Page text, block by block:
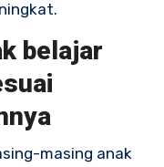
belajar
masing anak